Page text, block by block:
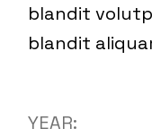
blandit
blandit
YEAR: